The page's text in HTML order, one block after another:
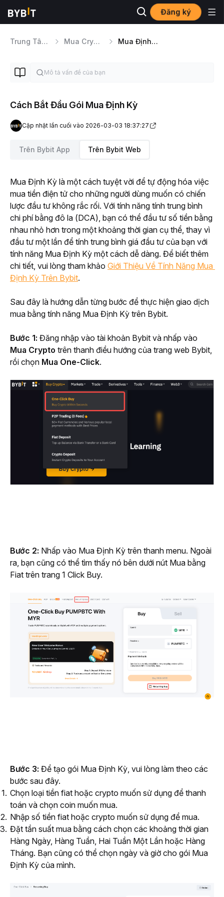
Đăng ký
Trung Tâm Trợ Giúp Mua Crypto Mua Định Kỳ
Cách Bắt Đầu Gói Mua Định Kỳ
Cập nhật lần cuối vào 2026-03-03 18:37:27
Trên Bybit App Trên Bybit Web
Mua Định Kỳ là một cách tuyệt vời để tự động hóa việc
mua tiền điện tử cho những người dùng muốn có chiến
lược đầu tư không rắc rối. Với tính năng tính trung bình
chi phí bằng đô la (DCA), bạn có thể đầu tư số tiền bằng
nhau nhỏ hơn trong một khoảng thời gian cụ thể, thay vì
đầu tư một lần để tính trung bình giá đầu tư của bạn với
tính năng Mua Định Kỳ một cách dễ dàng. Để biết thêm
chi tiết, vui lòng tham khảo Giới Thiệu Về Tính Năng Mua
Định Kỳ Trên Bybit.
Sau đây là hướng dẫn từng bước để thực hiện giao dịch
mua bằng tính năng Mua Định Kỳ trên Bybit.
Bước 1: Đăng nhập vào tài khoản Bybit và nhấp vào
Mua Crypto trên thanh điều hướng của trang web Bybit,
rồi chọn Mua One-Click.
Bước 2: Nhấp vào Mua Định Kỳ trên thanh menu. Ngoài
ra, bạn cũng có thể tìm thấy nó bên dưới nút Mua bằng
Fiat trên trang 1 Click Buy.
Bước 3: Để tạo gói Mua Định Kỳ, vui lòng làm theo các
bước sau đây.
Chọn loại tiền fiat hoặc crypto muốn sử dụng để thanh
toán và chọn coin muốn mua.
Nhập số tiền fiat hoặc crypto muốn sử dụng để mua.
Đặt tần suất mua bằng cách chọn các khoảng thời gian
Hàng Ngày, Hàng Tuần, Hai Tuần Một Lần hoặc Hàng
Tháng. Bạn cũng có thể chọn ngày và giờ cho gói Mua
Định Kỳ của mình.